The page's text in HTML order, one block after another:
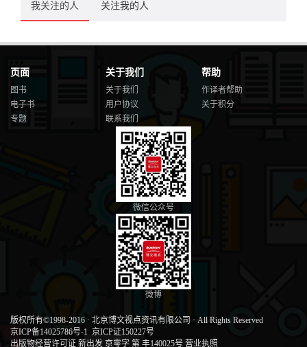
我关注的人 关注我的人
页面
图书
电子书
专题
关于我们
关于我们
用户协议
联系我们
帮助
作译者帮助
关于积分
微信公众号
微博
版权所有©1998-2016 · 北京博文视点资讯有限公司 · All Rights Reserved
京ICP备14025786号-1 京ICP证150227号
出版物经营许可证 新出发 京零字 第 丰140025号 营业执照